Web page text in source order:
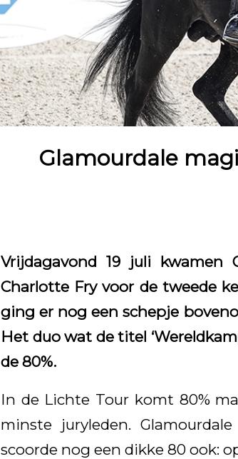
Glamourdale
Vrijdagavond 19 juli kwamen
Charlotte Fry voor de tweede
ging er nog een schepje
Het duo wat de titel
de 80%.
In de Lichte Tour komt 80%
minste juryleden.
scoorde nog een dikke 80 ook: